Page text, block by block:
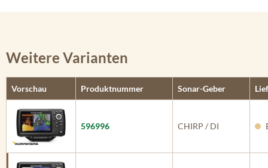
Weitere Varianten
Vorschau Produktnummer Sonar-Geber
596996 CHIRP / DI